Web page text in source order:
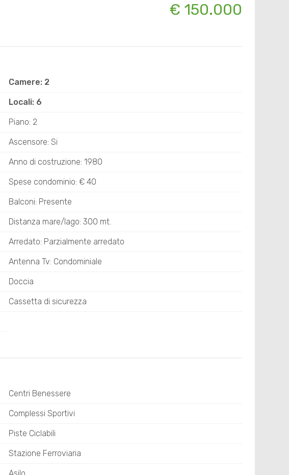
€ 150.000
Camere: 2
Locali: 6
Piano: 2
Ascensore: Si
Anno di costruzione: 1980
Spese condominio: € 40
Balconi: Presente
Distanza mare/lago: 300 mt.
Arredato: Parzialmente arredato
Antenna Tv: Condominiale
Doccia
Cassetta di sicurezza
Centri Benessere
Complessi Sportivi
Piste Ciclabili
Stazione Ferroviaria